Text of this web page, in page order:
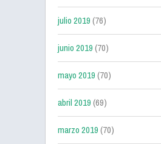
julio 2019(76)
junio 2019(70)
mayo 2019(70)
abril 2019(69)
marzo 2019(70)